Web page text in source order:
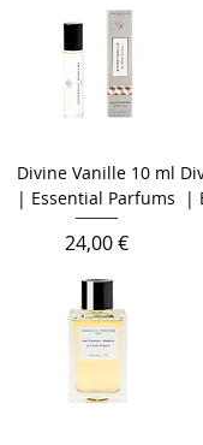
Divine Vanille 10 ml
| Essential Parfums
Prix
24,00 €
|